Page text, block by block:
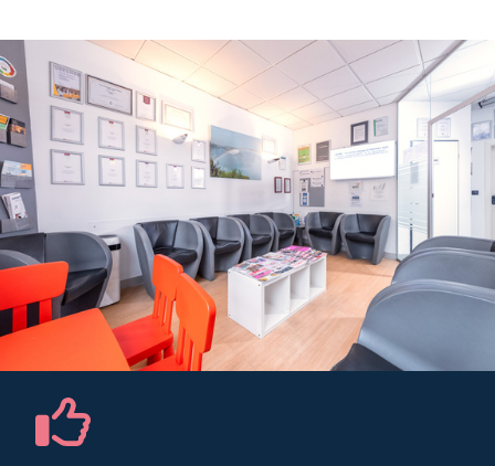
PARODONTITISBEHANDLUNG
WURZELBEHANDLUNG
KINDERZAHNMEDIZIN
ZAHNERHALT
ZAHNARZTANGST
FUNKTIONSDIAGNOSTIK
KIEFERORTHOPÄDIE FÜR ERWACHSENE
AUSBILDUNG & KARRIERE